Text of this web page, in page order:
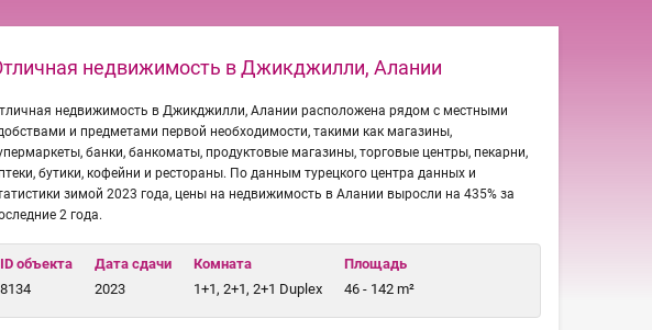
недвижимость в Джикджилли, Алании
недвижимость в Джикджилли, Алании расположена рядом с местными
и предметами первой необходимости, такими как магазины,
банки, банкоматы, продуктовые магазины, торговые центры, пекарни,
бутики, кофейни и рестораны. По данным турецкого центра данных и
зимой 2023 года, цены на недвижимость в Алании выросли на 435% за
2 года.
ID объекта
8134
Дата сдачи
2023
Комната
1+1, 2+1, 2+1 Duplex
Площадь
46 - 142 m²